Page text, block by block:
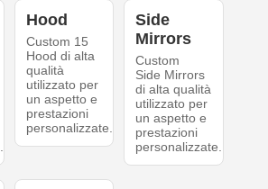
Hood
Custom 15
Hood di alta
qualità
utilizzato per
un aspetto e
prestazioni
personalizzate.
Side
Mirrors
Custom
Side Mirrors
di alta qualità
utilizzato per
un aspetto e
prestazioni
personalizzate.